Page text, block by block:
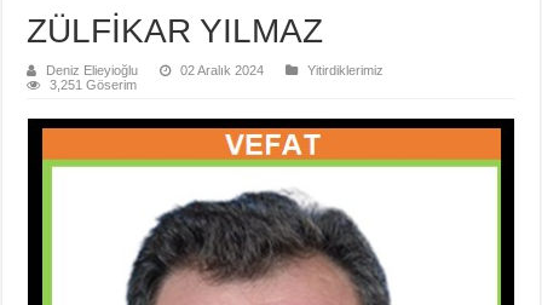
ZÜLFİKAR YILMAZ
Deniz Elieyioğlu 02 Aralık 2024
Yitirdiklerimiz
3,251 Göserim